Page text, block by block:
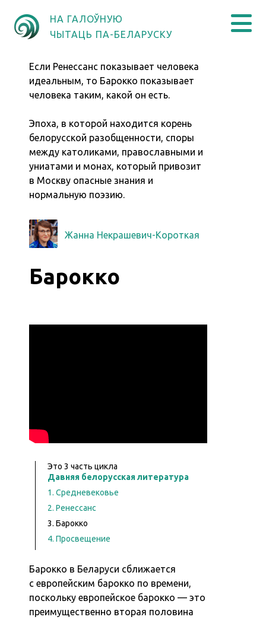
НА ГАЛОЎНУЮ
ЧЫТАЦЬ ПА-БЕЛАРУСКУ
Если Ренессанс показывает человека
идеальным, то Барокко показывает
человека таким, какой он есть.
Эпоха, в которой находится корень
белорусской разобщенности, споры
между католиками, православными и
униатами и монах, который привозит
в Москву опасные знания и
нормальную поэзию.
Жанна Некрашевич-Короткая
Барокко
Это 3часть цикла
Давняя белорусская литература
1. Средневековье
2. Ренессанс
3. Барокко
4. Просвещение
Барокко в Беларуси сближается
с европейским барокко по времени,
поскольку европейское барокко — это
преимущественно вторая половина